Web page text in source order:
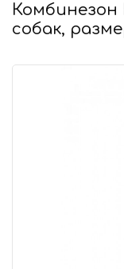
Комбинезон
собак,